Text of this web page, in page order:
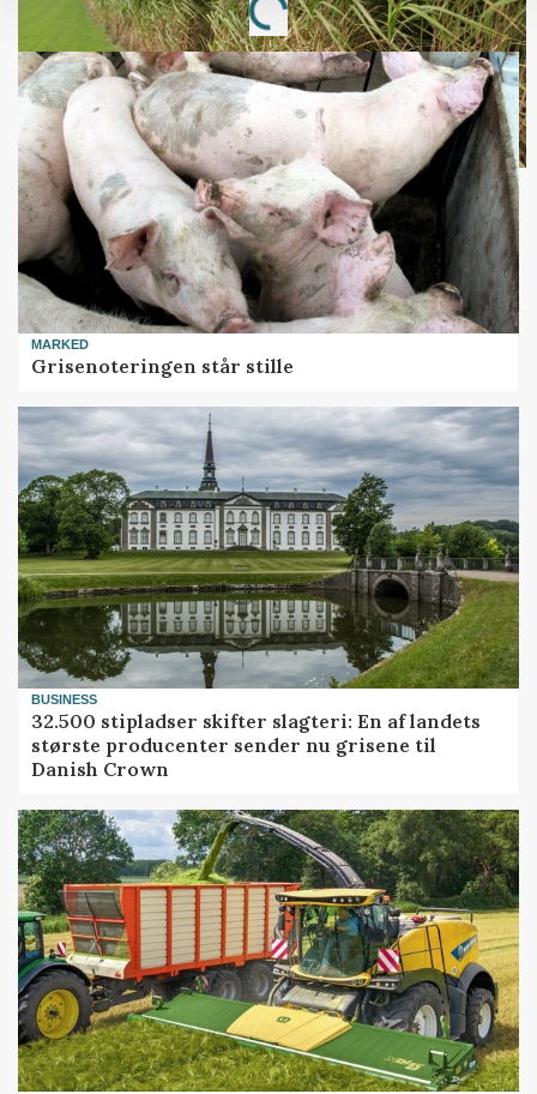
Loading...
MARKED
Grisenoteringen står stille
BUSINESS
32.500 stipladser skifter slagteri: En af landets
største producenter sender nu grisene til
Danish Crown